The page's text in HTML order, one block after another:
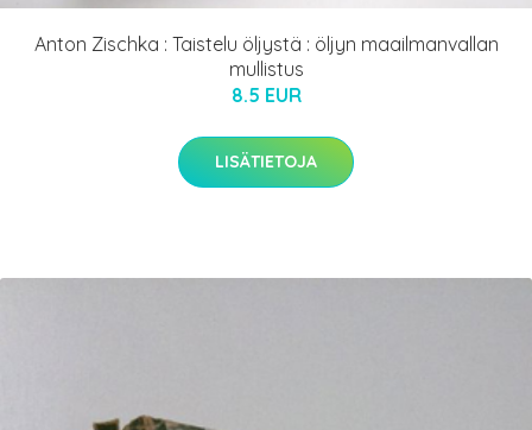
Anton Zischka : Taistelu öljystä : öljyn maailmanvallan
mullistus
8.5 EUR
LISÄTIETOJA